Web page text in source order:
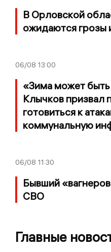
В Орловской
ожидаются грозы
06/08 13:00
«Зима может
Клычков призвал
готовиться к
коммунальную
06/08 11:30
Бывший
СВО
Главные